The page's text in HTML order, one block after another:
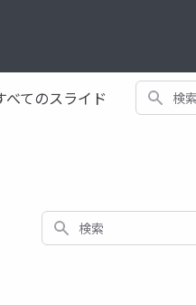
べてのスライド 検索
検索